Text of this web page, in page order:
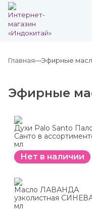
Главная Эфирные
Эфирные
Духи Palo Santo
Санто в
мл
Нет в наличии
Масло ЛАВАНДА
узколистная
мл